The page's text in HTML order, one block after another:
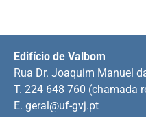
Edifício de Valbom
Rua Dr. Joaquim Manuel
T. 224 648 760 (chamada
E. geral@uf-gvj.pt